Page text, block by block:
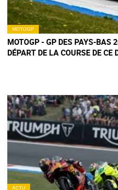
MOTOGP
MOTOGP - GP DES PAYS-BAS
DÉPART DE LA COURSE DE CE
ACTU